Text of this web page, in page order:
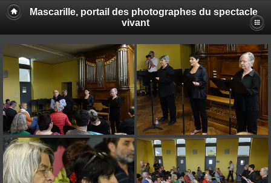
Mascarille, portail des photographes du spectacle
vivant